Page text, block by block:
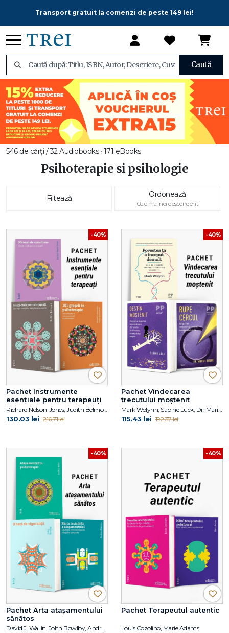
Transport gratuit la comenzi de peste 149 lei!
Caută
546 de cărți / 32 Audiobooks · 171 eBooks
Psihoterapie si psihologie
Filtează Ordonează
Cele mai noi descendent
-40%
Pachet Instrumente
esențiale pentru terapeuți
Richard Nelson-Jones, Judith Belmont, Richard C. Robertiello
130.03 lei 216.71 lei
-40%
Pachet Vindecarea
trecutului moștenit
Mark Wolynn, Sabine Lück, Dr. Mariel Buqué
115.43 lei 192.37 lei
-40%
Pachet Arta atașamentului
sănătos
David J. Wallin, John Bowlby, Andreea Ionescu
-40%
Pachet Terapeutul autentic
Louis Cozolino, Marie Adams